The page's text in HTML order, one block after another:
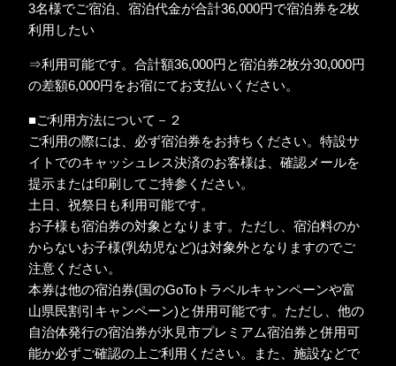
3名様でご宿泊、宿泊代金が合計36,000円で宿泊券を2枚
利用したい
⇒利用可能です。合計額36,000円と宿泊券2枚分30,000円
の差額6,000円をお宿にてお支払いください。
■ご利用方法について－２
ご利用の際には、必ず宿泊券をお持ちください。特設サ
イトでのキャッシュレス決済のお客様は、確認メールを
提示または印刷してご持参ください。
土日、祝祭日も利用可能です。
お子様も宿泊券の対象となります。ただし、宿泊料のか
からないお子様(乳幼児など)は対象外となりますのでご
注意ください。
本券は他の宿泊券(国のGoToトラベルキャンペーンや富
山県民割引キャンペーン)と併用可能です。ただし、他の
自治体発行の宿泊券が氷見市プレミアム宿泊券と併用可
能か必ずご確認の上ご利用ください。また、施設などで